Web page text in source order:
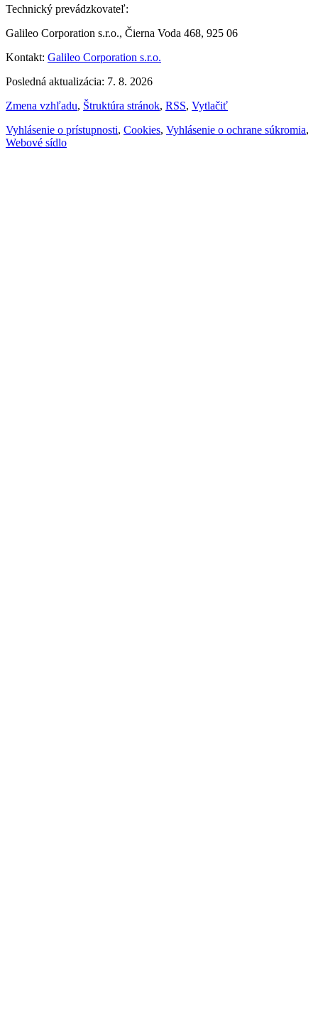
Technický prevádzkovateľ:
Galileo Corporation s.r.o., Čierna Voda 468, 925 06
Kontakt: Galileo Corporation s.r.o.
Posledná aktualizácia: 7. 8. 2026
Zmena vzhľadu, Štruktúra stránok, RSS, Vytlačiť
Vyhlásenie o prístupnosti, Cookies, Vyhlásenie o ochrane súkromia,
Webové sídlo